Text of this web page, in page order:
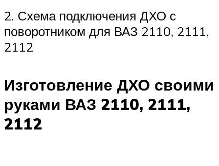
2. Схема подключения ДХО с
поворотником для ВАЗ 2110, 2111,
2112
Изготовление ДХО своими
руками ВАЗ 2110, 2111,
2112